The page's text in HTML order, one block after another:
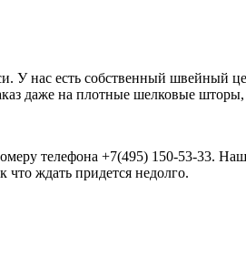
У нас есть собственный швейный
даже на плотные шелковые
телефона +7(495) 150-53-33.
что ждать придется недолго.